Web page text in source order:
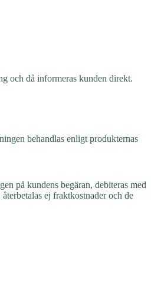
och då informeras kunden direkt.
behandlas enligt produkternas
på kundens begäran, debiteras med
ej fraktkostnader och de